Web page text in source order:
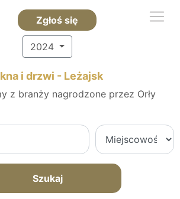
Zgłoś się
2024
i drzwi - Leżajsk
z branży nagrodzone przez Orły
Szukaj